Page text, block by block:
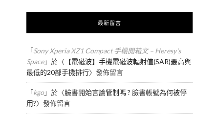
最新留言
「Sony Xperia XZ1 Compact 手機開箱文 – Heresy's
Space」於〈 【電磁波】手機電磁波輻射值(SAR)最高與
最低的20部手機排行〉發佈留言
「kgo」於〈臉書開始言論管制嗎 ? 臉書帳號為何被停
用?〉發佈留言